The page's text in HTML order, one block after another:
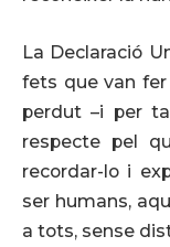
La Declaració
fets que van fer
perdut –i per
respecte pel
recordar-lo i
ser humans,
a tots, sense